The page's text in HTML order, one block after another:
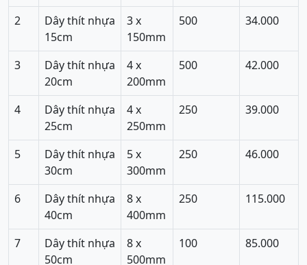
2
Dây thít nhựa
15cm
3 x
150mm
500 34.000
3
Dây thít nhựa
20cm
4 x
200mm
500 42.000
4
Dây thít nhựa
25cm
4 x
250mm
250 39.000
5
Dây thít nhựa
30cm
5 x
300mm
250 46.000
6
Dây thít nhựa
40cm
8 x
400mm
250 115.000
7
Dây thít nhựa
50cm
8 x
500mm
100 85.000